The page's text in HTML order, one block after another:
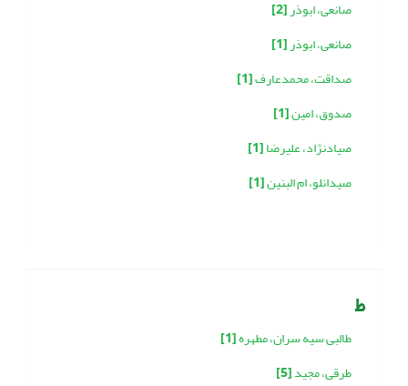
صانعی، ابوذر[2]
صانعی، ابوذر[1]
صداقت، محمدعارف[1]
صدوق، امین[1]
صیادنژاد، علیرضا[1]
صیدانلو، ام البنین[1]
ط
طالبی سیه سران، مطهره[1]
طرقی، مجید[5]